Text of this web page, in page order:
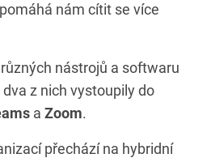
nám cítit se více
nástrojů a softwaru
z nich vystoupily do
a Zoom.
přechází na hybridní